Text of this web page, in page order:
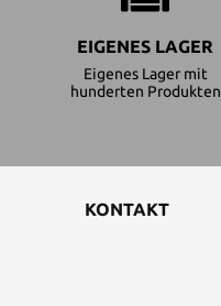
EIGENES LAGER
Eigenes Lager mit
hunderten Produkten
KONTAKT